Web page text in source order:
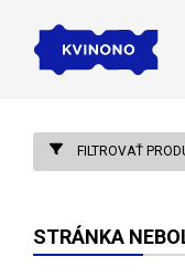
FILTROVAŤ
STRÁNKA